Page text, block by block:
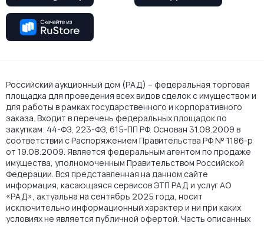
Российский аукционный дом (РАД) – федеральная торговая
площадка для проведения всех видов сделок с имуществом и
для работы в рамках государственного и корпоративного
заказа. Входит в перечень федеральных площадок по
закупкам: 44-ФЗ, 223-ФЗ, 615-ПП РФ. Основан 31.08.2009 в
соответствии с Распоряжением Правительства РФ № 1186-р
от 19.08.2009. Является федеральным агентом по продаже
имущества, уполномоченным Правительством Российской
Федерации. Вся представленная на данном сайте
информация, касающаяся сервисов ЭТП РАД и услуг АО
«РАД», актуальна на сентябрь 2025 года, носит
исключительно информационный характер и ни при каких
условиях не является публичной офертой. Часть описанных